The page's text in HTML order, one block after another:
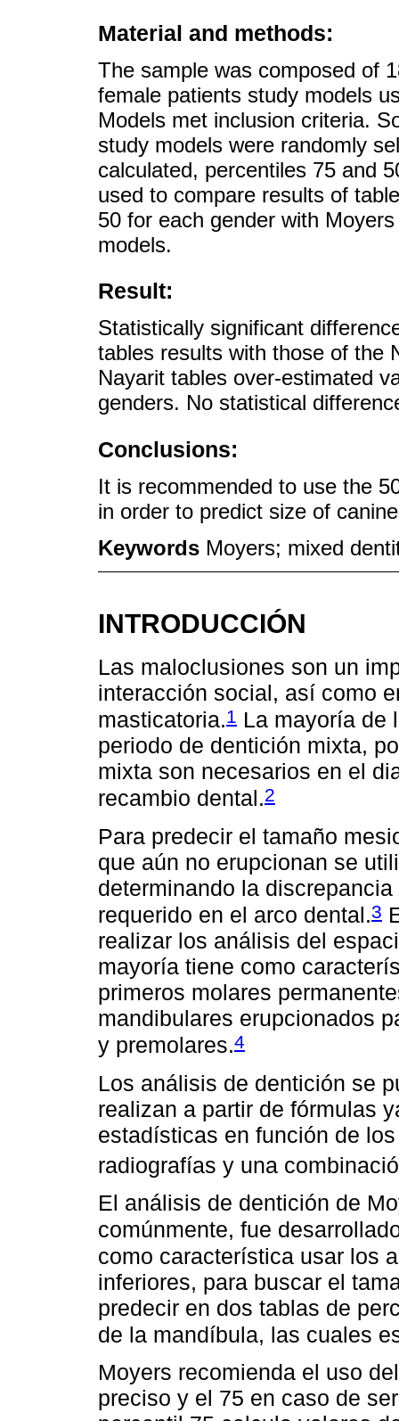
Material and methods:
The sample was composed of
female patients study models
Models met inclusion criteria.
study models were randomly
calculated, percentiles 75 and
used to compare results of
50 for each gender with
models.
Result:
Statistically significant
tables results with those of the
Nayarit tables over-estimated
genders. No statistical
Conclusions:
It is recommended to use the
in order to predict size of
Keywords Moyers; mixed
INTRODUCCIÓN
Las maloclusiones son un
interacción social, así como
masticatoria.1 La mayoría de
periodo de dentición mixta,
mixta son necesarios en el
recambio dental.2
Para predecir el tamaño
que aún no erupcionan se
determinando la
requerido en el arco dental.3
realizar los análisis del
mayoría tiene como
primeros molares
mandibulares erupcionados
y premolares.4
Los análisis de dentición se
realizan a partir de fórmulas
estadísticas en función de
radiografías y una
El análisis de dentición de
comúnmente, fue
como característica usar los
inferiores, para buscar el
predecir en dos tablas de
de la mandíbula, las cuales
Moyers recomienda el uso
preciso y el 75 en caso de